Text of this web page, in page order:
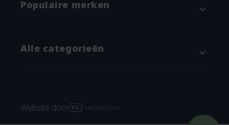
Populaire merken expand_more
Alle categorieën expand_more
Verschonen
Wasbare luiers
Website door Pixel Express